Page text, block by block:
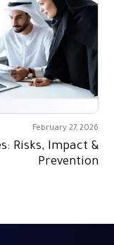
February 27, 2026
Risks, Impact &
Prevention